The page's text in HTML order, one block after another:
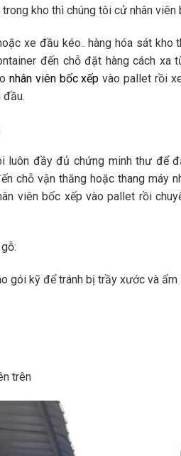
kho thì chúng tôi cử nhân viên
xe đầu kéo.. hàng hóa sát kho
đến chỗ đặt hàng cách
nhân viên bốc xếp vào pallet rồi
đầu.
luôn đầy đủ chứng minh thư để
chỗ vận thăng hoặc thang máy
viên bốc xếp vào pallet rồi
gói kỹ để tránh bị trầy xước và
trên